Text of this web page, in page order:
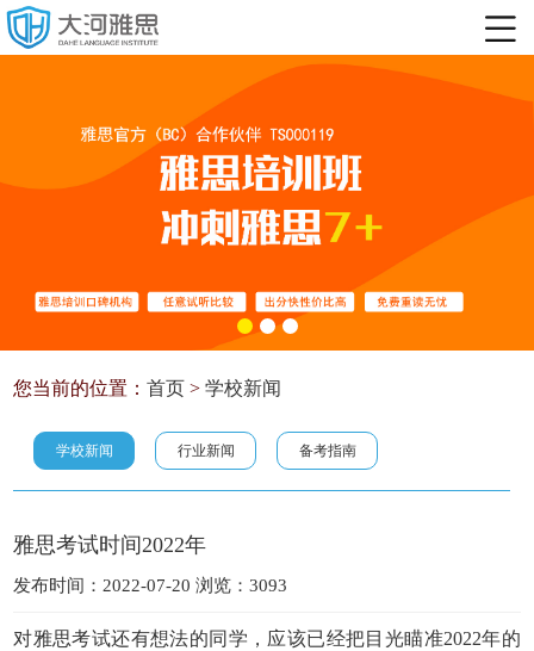
您当前的位置：首页 >学校新闻
学校新闻 行业新闻 备考指南
雅思考试时间2022年
发布时间：2022-07-20 浏览：3093
对雅思考试还有想法的同学，应该已经把目光瞄准2022年的